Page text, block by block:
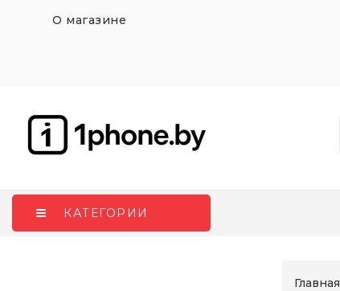
О магазине
КАТЕГОРИИ
Главная